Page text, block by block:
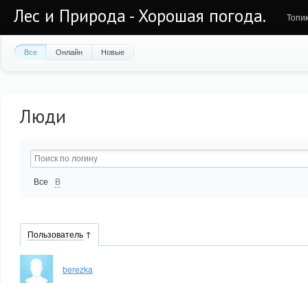
Лес и Природа - Хорошая погода.
Все Онлайн Новые
Люди
Все B
Пользователь
berezka